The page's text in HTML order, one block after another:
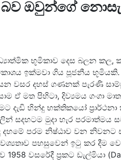
ඔවුන්ගේ
භූමිකාව දෙස බලන
ඉක්මවා ගිය පූජනීය භූමියකි.
වසර දහස් ගණනක් පැරණි
ඒ මත පිහිටා, දිව්‍යමය ගංගා
දැඩි හින්දු භක්තිකයෝ
සදහටම මුදා හැර
පරම නිෂ්ඨාව වන නිවනට
පහසුවෙන් ඉටු කර දීම
වසරේදී ප්‍රකට ඩැල්මියා